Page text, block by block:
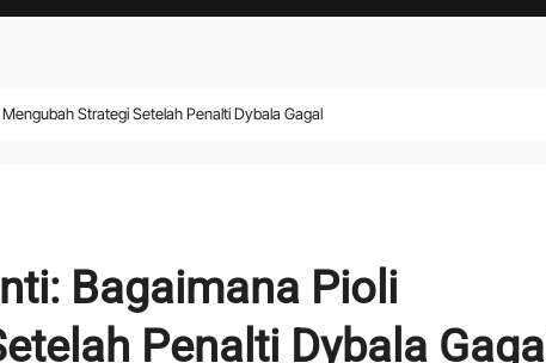
Strategi Setelah Penalti Dybala Gagal
Bagaimana Pioli
Penalti Dybala Gagal